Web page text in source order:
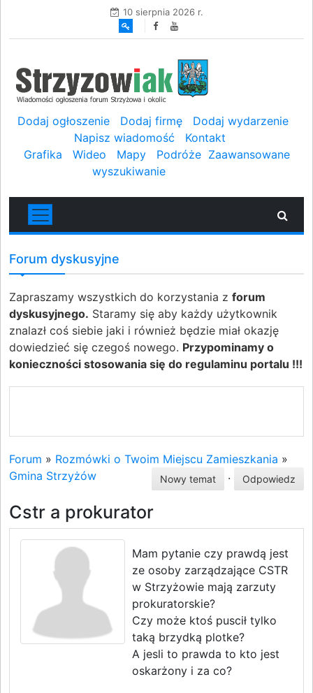
10 sierpnia 2026 r.
Dodaj ogłoszenie Dodaj firmę
Dodaj wydarzenie
Napisz wiadomość
Kontakt
Grafika
Wideo Mapy Podróże Zaawansowane
wyszukiwanie
Forum dyskusyjne
Zapraszamy wszystkich do korzystania z forum
dyskusyjnego. Staramy się aby każdy użytkownik
znalazł coś siebie jaki i również będzie miał okazję
dowiedzieć się czegoś nowego. Przypominamy o
konieczności stosowania się do regulaminu portalu !!!
Forum » Rozmówki o Twoim Miejscu Zamieszkania »
Gmina Strzyżów
Nowy temat · Odpowiedz
Cstr a prokurator
Mam pytanie czy prawdą jest
ze osoby zarządzające CSTR
w Strzyżowie mają zarzuty
prokuratorskie?
Czy może ktoś puscił tylko
taką brzydką plotke?
A jesli to prawda to kto jest
oskarżony i za co?